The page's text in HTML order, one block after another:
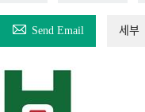
 Send Email 세부